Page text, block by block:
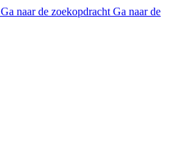
Ga naar de zoekopdracht Ga naar de